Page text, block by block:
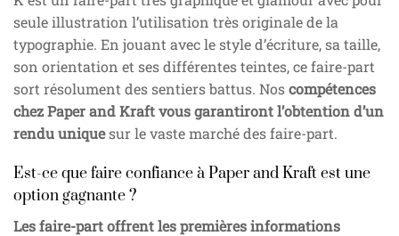
seule illustration l’utilisation très originale de la
typographie. En jouant avec le style d’écriture, sa taille,
son orientation et ses différentes teintes, ce faire-part
sort résolument des sentiers battus. Noscompétences
chez Paper and Kraft vous garantiront l’obtention d’un
rendu uniquesur le vaste marché des faire-part.
Est-ce que faire confiance à Paper and Kraft est une
option gagnante ?
Les faire-part offrent les premières informations